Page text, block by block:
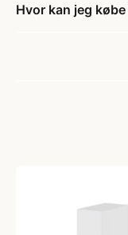
Hvor kan jeg